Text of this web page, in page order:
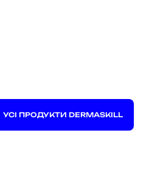
УСІ ПРОДУКТИ DERMASKILL